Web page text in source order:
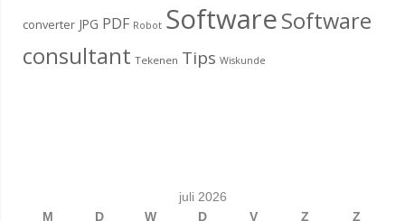
converter JPG PDF Robot SoftwareSoftware
consultant Tekenen Tips Wiskunde
juli 2026
M
D W D V Z Z